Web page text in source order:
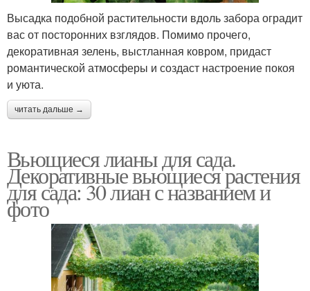
Высадка подобной растительности вдоль забора оградит
вас от посторонних взглядов. Помимо прочего,
декоративная зелень, выстланная ковром, придаст
романтической атмосферы и создаст настроение покоя
и уюта.
читать дальше →
Вьющиеся лианы для сада.
Декоративные вьющиеся растения
для сада: 30 лиан с названием и
фото